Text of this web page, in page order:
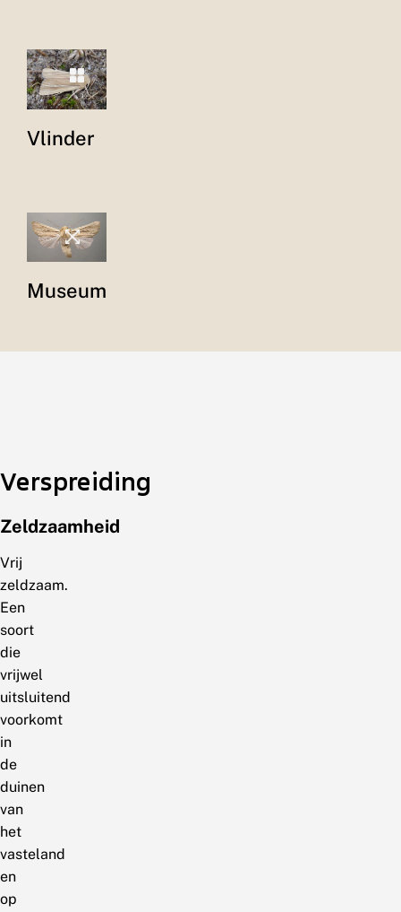
Vlinder
Museum
Verspreiding
Zeldzaamheid
Vrij
zeldzaam.
Een
soort
die
vrijwel
uitsluitend
voorkomt
in
de
duinen
van
het
vasteland
en
op